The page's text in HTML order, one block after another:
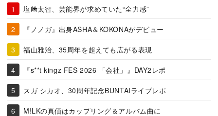
塩﨑太智、芸能界が求めていた“全力感”
『ノノガ』出身ASHA＆KOKONAがデビュー
福山雅治、35周年を超えても広がる表現
『s**t kingz FES 2026 「会社」』DAY2レポ
スガ シカオ、30周年記念BUNTAIライブレポ
M!LKの真価はカップリング＆アルバム曲に